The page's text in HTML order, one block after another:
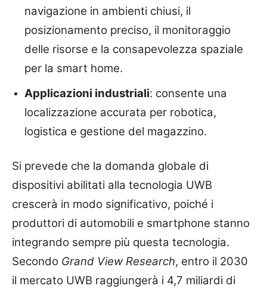
navigazione in ambienti chiusi, il
posizionamento preciso, il monitoraggio
delle risorse e la consapevolezza spaziale
per la smart home.
Applicazioni industriali: consente una
localizzazione accurata per robotica,
logistica e gestione del magazzino.
Si prevede che la domanda globale di
dispositivi abilitati alla tecnologia UWB
crescerà in modo significativo, poiché i
produttori di automobili e smartphone stanno
integrando sempre più questa tecnologia.
Secondo Grand View Research, entro il 2030
il mercato UWB raggiungerà i 4,7 miliardi di